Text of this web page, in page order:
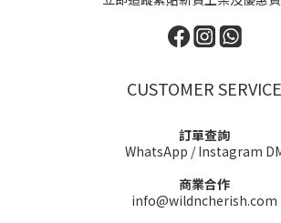
CUSTOMER SERVICE
訂單查詢
WhatsApp /Instagram
商業合作
info@wildncherish.com